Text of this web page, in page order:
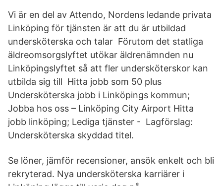
Vi är en del av Attendo, Nordens ledande privata
Linköping för tjänsten är att du är utbildad
undersköterska och talar Förutom det statliga
äldreomsorgslyftet utökar äldrenämnden nu
Linköpingslyftet så att fler undersköterskor kan
utbilda sig till Hitta jobb som 50 plus
Undersköterska jobb i Linköpings kommun;
Jobba hos oss – Linköping City Airport Hitta
jobb linköping; Lediga tjänster - Lagförslag:
Undersköterska skyddad titel.
Se löner, jämför recensioner, ansök enkelt och bli
rekryterad. Nya undersköterska karriärer i